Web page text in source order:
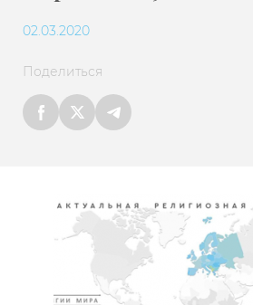
02.03.2020
Поделиться